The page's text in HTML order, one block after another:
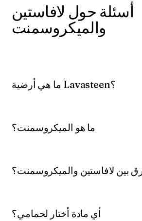
أسئلة حول لافاستين
والميكروسمنت
ما هي أرضية Lavasteen؟
ما هو الميكروسمنت؟
بين لافاستين والميكروسمنت؟
أي مادة أختار لحمامي؟